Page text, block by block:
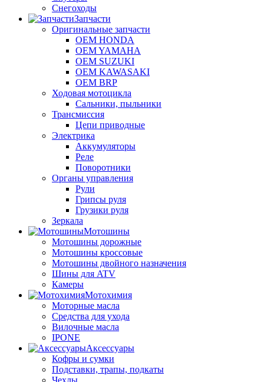
Снегоходы
Запчасти
Оригинальные запчасти
OEM HONDA
OEM YAMAHA
OEM SUZUKI
OEM KAWASAKI
OEM BRP
Ходовая мотоцикла
Сальники, пыльники
Трансмиссия
Цепи приводные
Электрика
Аккумуляторы
Реле
Поворотники
Органы управления
Рули
Грипсы руля
Грузики руля
Зеркала
Мотошины
Мотошины дорожные
Мотошины кроссовые
Мотошины двойного назначения
Шины для ATV
Камеры
Мотохимия
Моторные масла
Средства для ухода
Вилочные масла
IPONE
Аксессуары
Кофры и сумки
Подставки, трапы, подкаты
Чехлы